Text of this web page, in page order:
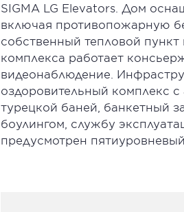
SIGMA LG Elevators. Дом
включая противопожарную
собственный тепловой
комплекса работает
видеонаблюдение.
оздоровительный комплекс
турецкой баней, банкетный
боулингом, службу
предусмотрен